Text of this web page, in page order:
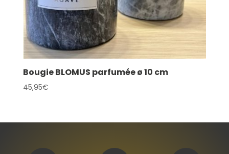
Bougie BLOMUS parfumée ø 10 cm
45,95€